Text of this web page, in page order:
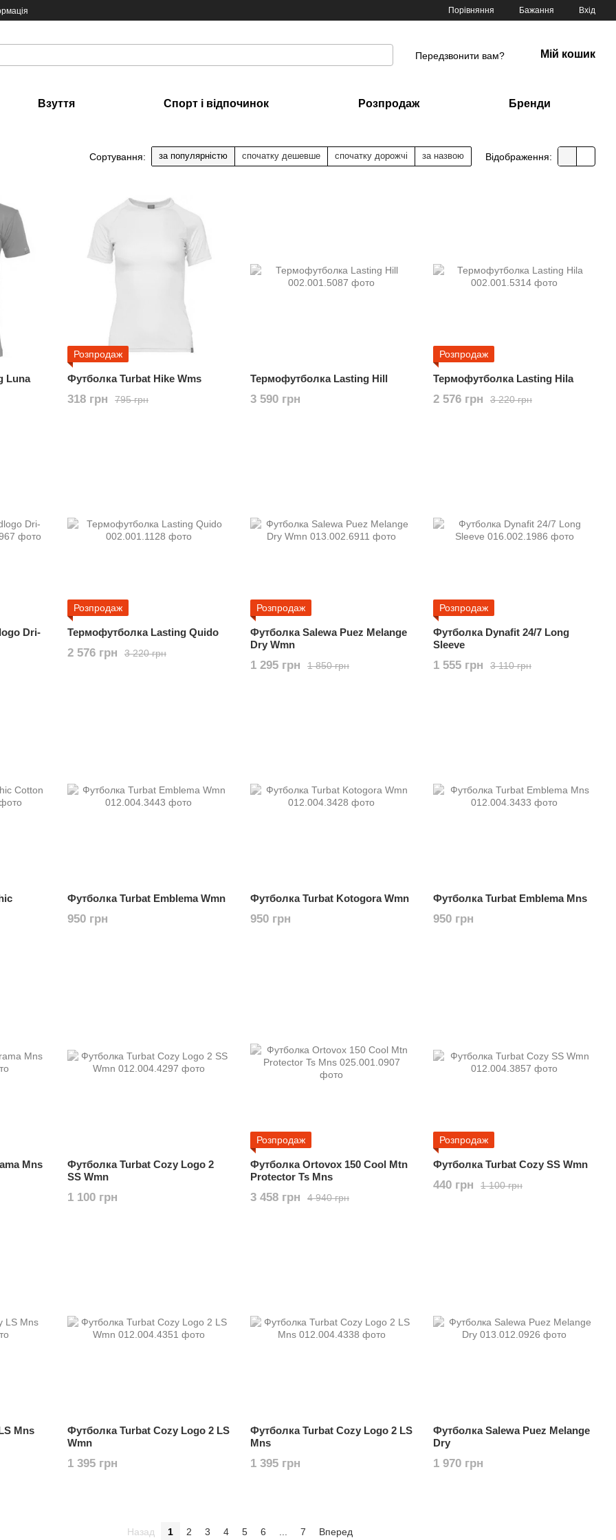
Порівняння Бажання Вхід
Передзвонити вам? Мій кошик
Взуття Спорт і відпочинок Розпродаж Бренди
Сортування: за популярністю спочатку дешевше спочатку дорожчі за назвою Відображення:
Luna
Розпродаж
Футболка Turbat Hike Wms
795 грн
318 грн
Термофутболка Lasting Hill
3 590 грн
Розпродаж
Термофутболка Lasting Hila
3 220 грн
2 576 грн
Dri-
Розпродаж
Термофутболка Lasting Quido
3 220 грн
2 576 грн
Розпродаж
Футболка Salewa Puez Melange
Dry Wmn
1 850 грн
1 295 грн
Розпродаж
Футболка Dynafit 24/7 Long
Sleeve
3 110 грн
1 555 грн
Футболка Turbat Emblema Wmn
950 грн
Футболка Turbat Kotogora Wmn
950 грн
Футболка Turbat Emblema Mns
950 грн
Mns
Футболка Turbat Cozy Logo 2
SS Wmn
1 100 грн
Розпродаж
Футболка Ortovox 150 Cool Mtn
Protector Ts Mns
4 940 грн
3 458 грн
Розпродаж
Футболка Turbat Cozy SS Wmn
1 100 грн
440 грн
Mns
Футболка Turbat Cozy Logo 2 LS
Wmn
1 395 грн
Футболка Turbat Cozy Logo 2 LS
Mns
1 395 грн
Футболка Salewa Puez Melange
Dry
1 970 грн
Назад 1 2 3 4 5 6 7 Вперед